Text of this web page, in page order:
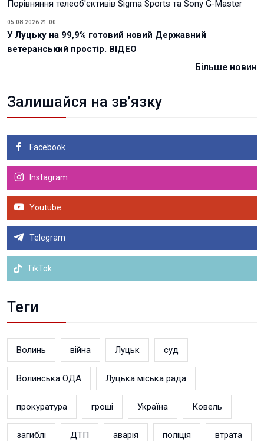
Порівняння телеоб'єктивів Sigma Sports та Sony G-Master
05.08.2026 21:00
У Луцьку на 99,9% готовий новий Державний
ветеранський простір. ВІДЕО
Більше новин
Залишайся на зв’язку
Facebook
Instagram
Youtube
Telegram
TikTok
Теги
Волинь війна Луцьк суд
Волинська ОДА Луцька міська рада
прокуратура гроші Україна Ковель
загиблі ДТП аварія поліція втрата